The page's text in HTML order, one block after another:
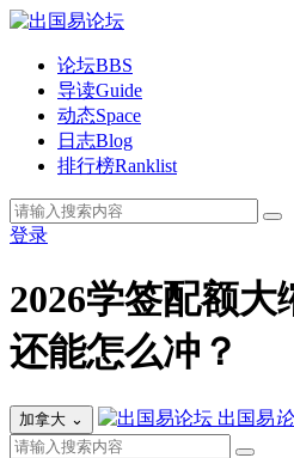
论坛BBS
导读Guide
动态Space
日志Blog
排行榜Ranklist
登录
2026学签配额
还能怎么冲？
加拿大 ⌄ 出国易